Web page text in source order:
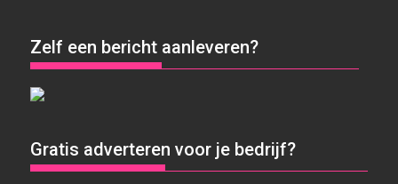
Zelf een bericht aanleveren?
Gratis adverteren voor je bedrijf?